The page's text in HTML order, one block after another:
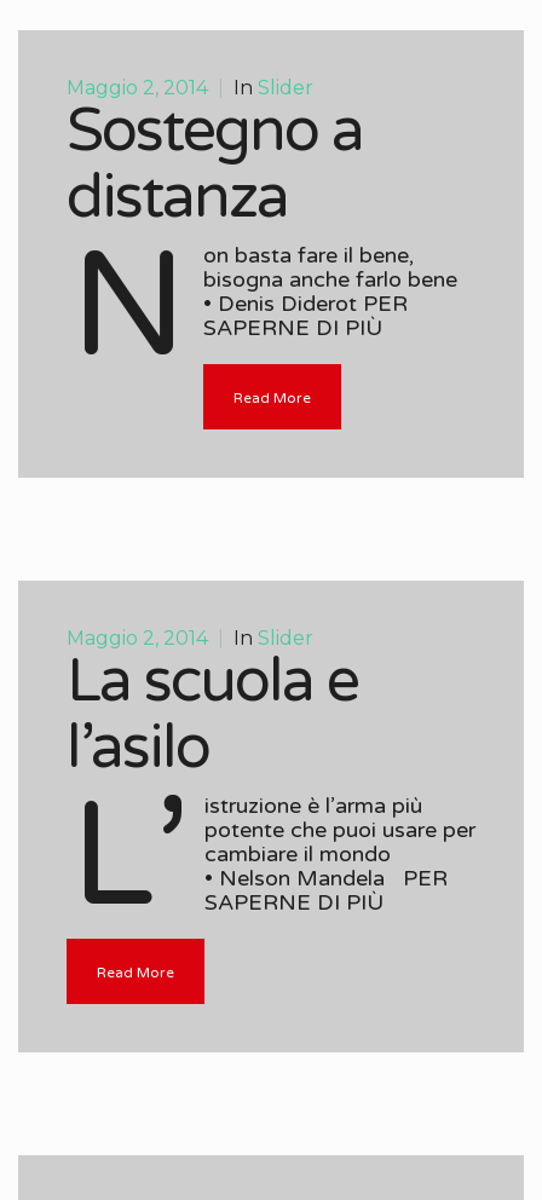
Maggio 2, 2014 In Slider
Sostegno a
distanza
N
on basta fare il bene,
bisogna anche farlo bene
• Denis Diderot PER
SAPERNE DI PIÙ
Read More
Maggio 2, 2014 In Slider
La scuola e
l’asilo
L’
istruzione è l’arma più
potente che puoi usare per
cambiare il mondo
• Nelson Mandela PER
SAPERNE DI PIÙ
Read More